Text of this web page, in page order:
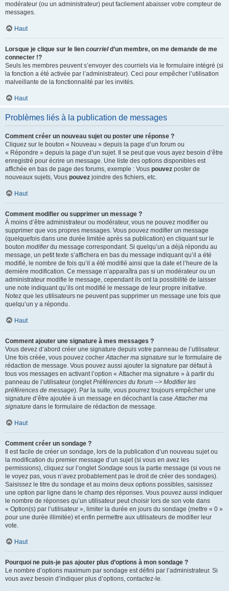
modérateur (ou un administrateur) peut facilement abaisser votre compteur de
messages.
Haut
Lorsque je clique sur le lien courrield’un membre, on me demande de me
connecter !?
Seuls les membres peuvent s’envoyer des courriels via le formulaire intégré (si
la fonction a été activée par l’administrateur). Ceci pour empêcher l’utilisation
malveillante de la fonctionnalité par les invités.
Haut
Problèmes liés à la publication de messages
Comment créer un nouveau sujet ou poster une réponse ?
Cliquez sur le bouton « Nouveau » depuis la page d’un forum ou
« Répondre » depuis la page d’un sujet. Il se peut que vous ayez besoin d’être
enregistré pour écrire un message. Une liste des options disponibles est
affichée en bas de page des forums, exemple : Vous pouvez poster de
nouveaux sujets, Vous pouvez joindre des fichiers, etc.
Haut
Comment modifier ou supprimer un message ?
À moins d’être administrateur ou modérateur, vous ne pouvez modifier ou
supprimer que vos propres messages. Vous pouvez modifier un message
(quelquefois dans une durée limitée après sa publication) en cliquant sur le
bouton modifierdu message correspondant. Si quelqu’un a déjà répondu au
message, un petit texte s’affichera en bas du message indiquant qu’il a été
modifié, le nombre de fois qu’il a été modifié ainsi que la date et l’heure de la
dernière modification. Ce message n’apparaîtra pas si un modérateur ou un
administrateur modifie le message, cependant ils ont la possibilité de laisser
une note indiquant qu’ils ont modifié le message de leur propre initiative.
Notez que les utilisateurs ne peuvent pas supprimer un message une fois que
quelqu’un y a répondu.
Haut
Comment ajouter une signature à mes messages ?
Vous devez d’abord créer une signature depuis votre panneau de l’utilisateur.
Une fois créée, vous pouvez cocherAttacher ma signature sur le formulaire de
rédaction de message. Vous pouvez aussi ajouter la signature par défaut à
tous vos messages en activant l’option « Attacher ma signature » à partir du
panneau de l’utilisateur (ongletPréférences du forum --> Modifier les
préférences de message). Par la suite, vous pourrez toujours empêcher une
signature d’être ajoutée à un message en décochant la caseAttacher ma
signature dans le formulaire de rédaction de message.
Haut
Comment créer un sondage ?
Il est facile de créer un sondage, lors de la publication d’un nouveau sujet ou
la modification du premier message d’un sujet (si vous en avez les
permissions), cliquez sur l’ongletSondage sous la partie message (si vous ne
le voyez pas, vous n’avez probablement pas le droit de créer des sondages).
Saisissez le titre du sondage et au moins deux options possibles, saisissez
une option par ligne dans le champ des réponses. Vous pouvez aussi indiquer
le nombre de réponses qu’un utilisateur peut choisir lors de son vote dans
« Option(s) par l’utilisateur », limiter la durée en jours du sondage (mettre « 0 »
pour une durée illimitée) et enfin permettre aux utilisateurs de modifier leur
vote.
Haut
Pourquoi ne puis-je pas ajouter plus d’options à mon sondage ?
Le nombre d’options maximum par sondage est défini par l’administrateur. Si
vous avez besoin d’indiquer plus d’options, contactez-le.